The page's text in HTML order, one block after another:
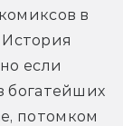
в
История
если
богатейших
потомком